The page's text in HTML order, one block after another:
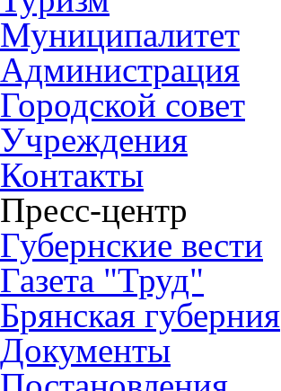
Муниципалитет
Администрация
Городской совет
Учреждения
Контакты
Пресс-центр
Губернские вести
Газета "Труд"
Брянская губерния
Документы